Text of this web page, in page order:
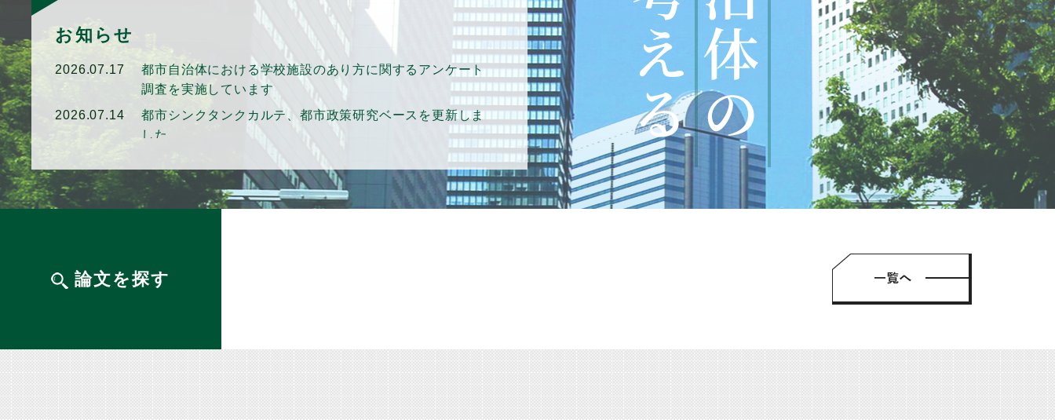
お知らせ
2026.07.17
都市自治体における学校施設のあり方に関するアンケート
調査を実施しています
2026.07.14
都市シンクタンクカルテ、都市政策研究ベースを更新しま
した
2026.04.16
「新たな地域コミュニティのあり方に関する研究会」報告
書・第1章WEB版が公開されました
2026.03.31
「新たな地域コミュニティのあり方に関する研究会」報告
した
論文を探す